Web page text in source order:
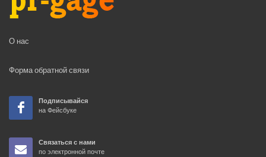
О нас
Форма обратной связи
Подписывайся
на Фейсбуке
Связаться с нами
по электронной почте